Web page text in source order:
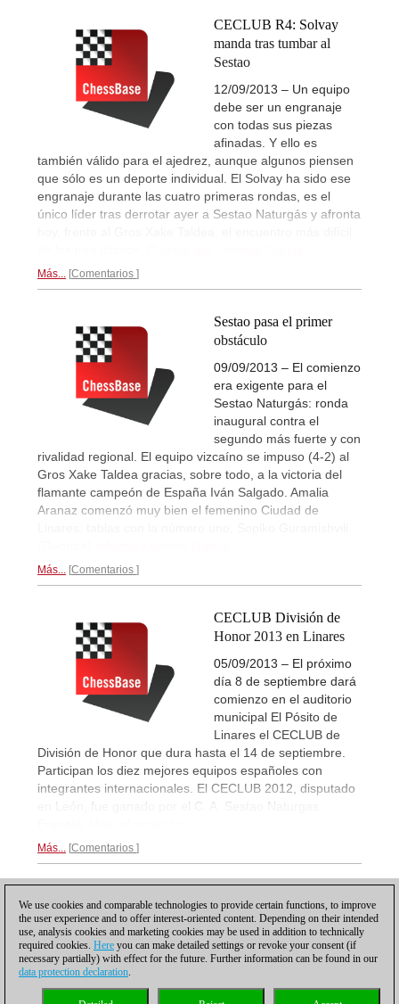
CECLUB R4: Solvay
manda tras tumbar al
Sestao
12/09/2013 – Un equipo
debe ser un engranaje
con todas sus piezas
afinadas. Y ello es
también válido para el ajedrez, aunque algunos piensen
que sólo es un deporte individual. El Solvay ha sido ese
engranaje durante las cuatro primeras rondas, es el
único líder tras derrotar ayer a Sestao Naturgás y afronta
Más... Comentarios
Sestao pasa el primer
obstáculo
09/09/2013 – El comienzo
era exigente para el
Sestao Naturgás: ronda
inaugural contra el
segundo más fuerte y con
rivalidad regional. El equipo vizcaíno se impuso (4-2) al
Gros Xake Taldea gracias, sobre todo, a la victoria del
flamante campeón de España Iván Salgado. Amalia
Aranaz comenzó muy bien el femenino Ciudad de
Más... Comentarios
CECLUB División de
Honor 2013 en Linares
05/09/2013 – El próximo
día 8 de septiembre dará
comienzo en el auditorio
municipal El Pósito de
Linares el CECLUB de
División de Honor que dura hasta el 14 de septiembre.
Participan los diez mejores equipos españoles con
integrantes internacionales. El CECLUB 2012, disputado
en León, fue ganado por el C. A. Sestao Naturgas
Más... Comentarios
We use cookies and comparable technologies to provide certain functions, to improve
the user experience and to offer interest-oriented content. Depending on their intended
use, analysis cookies and marketing cookies may be used in addition to technically
required cookies. Here you can make detailed settings or revoke your consent (if
necessary partially) with effect for the future. Further information can be found in our
data protection declaration.